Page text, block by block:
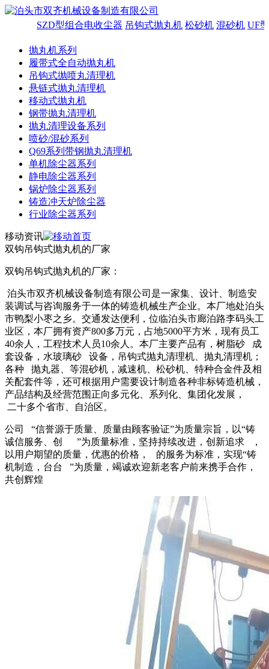
SZD型组合电收尘器 吊钩式抛丸机 松砂机 混砂机 UF型
抛丸机系列
履带式全自动抛丸机
吊钩式抛喷丸清理机
悬链式抛丸清理机
移动式抛丸机
钢带抛丸清理机
抛丸清理设备系列
喷砂/混砂系列
Q69系列带钢抛丸清理机
单机除尘器系列
静电除尘器系列
锅炉除尘器系列
铸造冲天炉除尘器
行业除尘器系列
移动资讯
双钩吊钩式抛丸机的厂家
双钩吊钩式抛丸机的厂家：
泊头市双齐机械设备制造有限公司是一家集、设计、制造安
装调试与咨询服务于一体的铸造机械生产企业。本厂地处泊头
市鸭梨小枣之乡。交通发达便利，位临泊头市廊泊路李码头工
业区，本厂拥有资产800多万元，占地5000平方米，现有员工
40余人，工程技术人员10余人。本厂主要产品有，树脂砂 成
套设备，水玻璃砂 设备，吊钩式抛丸清理机、抛丸清理机；
各种 抛丸器、等混砂机，减速机、松砂机、特种合金件及相
关配套件等，还可根据用户需要设计制造各种非标铸造机械，
产品结构及经营范围正向多元化、系列化、集团化发展，
二十多个省市、自治区。
公司 “信誉源于质量、质量由顾客验证”为质量宗旨，以“铸
诚信服务、创 ”为质量标准，坚持持续改进，创新追求 ，
以用户期望的质量，优惠的价格， 的服务为标准，实现“铸
机制造，台台 ”为质量，竭诚欢迎新老客户前来携手合作，
共创辉煌